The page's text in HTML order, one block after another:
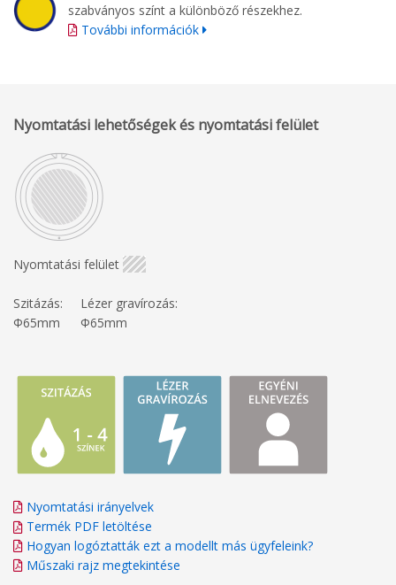
szabványos színt a különböző részekhez.
További információk
Nyomtatási lehetőségek és nyomtatási felület
Nyomtatási felület
Szitázás:
Φ65mm
Lézer gravírozás:
Φ65mm
Nyomtatási irányelvek
Termék PDF letöltése
Hogyan logóztatták ezt a modellt más ügyfeleink?
Műszaki rajz megtekintése